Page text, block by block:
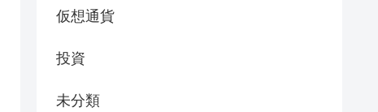
仮想通貨
投資
未分類